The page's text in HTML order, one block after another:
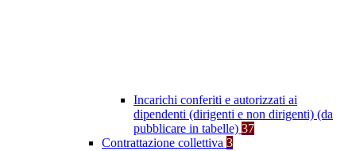
Incarichi conferiti e autorizzati ai
dipendenti (dirigenti e non dirigenti) (da
pubblicare in tabelle) 37
Contrattazione collettiva 3